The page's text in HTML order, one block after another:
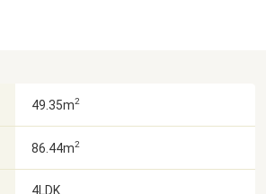
49.35m2
86.44m2
4LDK